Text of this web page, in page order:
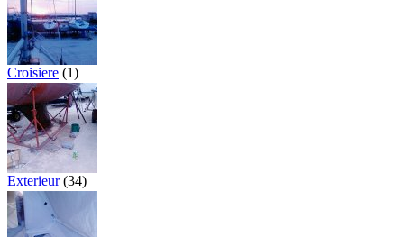
Croisiere (1)
Exterieur (34)